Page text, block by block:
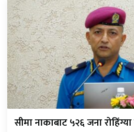
सीमा नाकाबाट ५२६ जना